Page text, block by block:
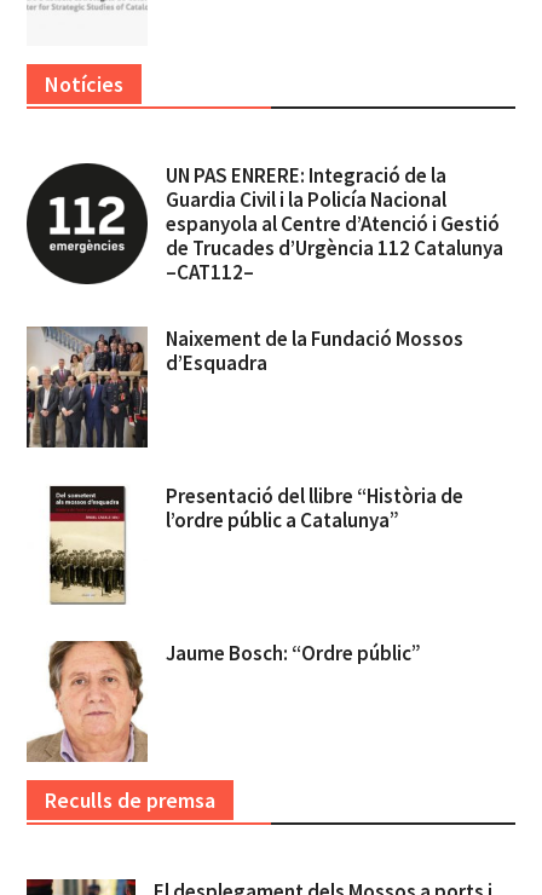
Notícies
UN PAS ENRERE: Integració de la
Guardia Civil i la Policía Nacional
espanyola al Centre d’Atenció i Gestió
de Trucades d’Urgència 112 Catalunya
–CAT112–
Naixement de la Fundació Mossos
d’Esquadra
Presentació del llibre “Història de
l’ordre públic a Catalunya”
Jaume Bosch: “Ordre públic”
Reculls de premsa